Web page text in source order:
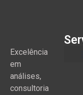
Excelência
em
análises,
consultoria